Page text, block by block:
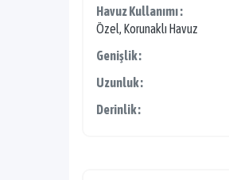
Havuz Kullanımı :
Özel, Korunaklı Havuz
Genişlik :
Uzunluk :
Derinlik :